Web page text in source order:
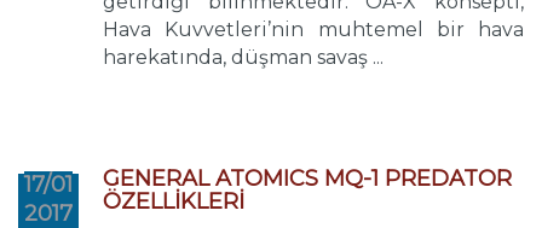
Hava Kuvvetleri’nin muhtemel bir hava
harekatında, düşman savaş ...
17/01
2017
GENERAL ATOMICS MQ-1 PREDATOR
ÖZELLİKLERİ